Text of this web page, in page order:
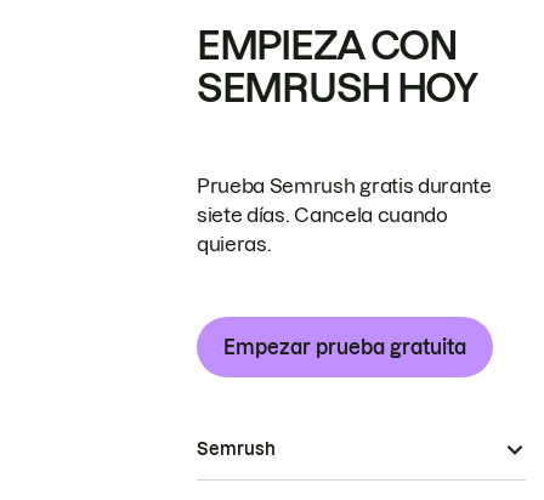
EMPIEZA CON
SEMRUSH HOY
Prueba Semrush gratis durante
siete días. Cancela cuando
quieras.
Empezar prueba gratuita
Semrush